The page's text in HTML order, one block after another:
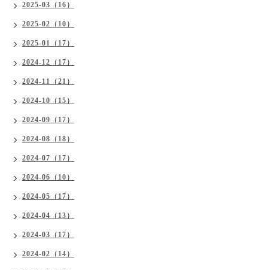
2025-03（16）
2025-02（10）
2025-01（17）
2024-12（17）
2024-11（21）
2024-10（15）
2024-09（17）
2024-08（18）
2024-07（17）
2024-06（10）
2024-05（17）
2024-04（13）
2024-03（17）
2024-02（14）